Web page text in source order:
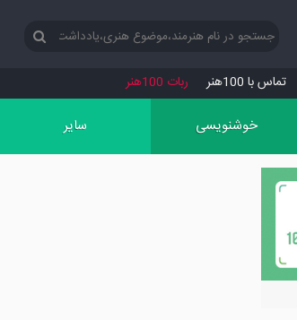
تماس با 100هنر ربات 100هنر
خوشنویسی سایر